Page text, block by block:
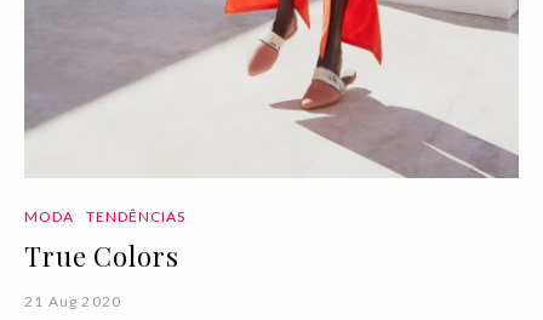
MODA TENDÊNCIAS
True Colors
21 Aug 2020